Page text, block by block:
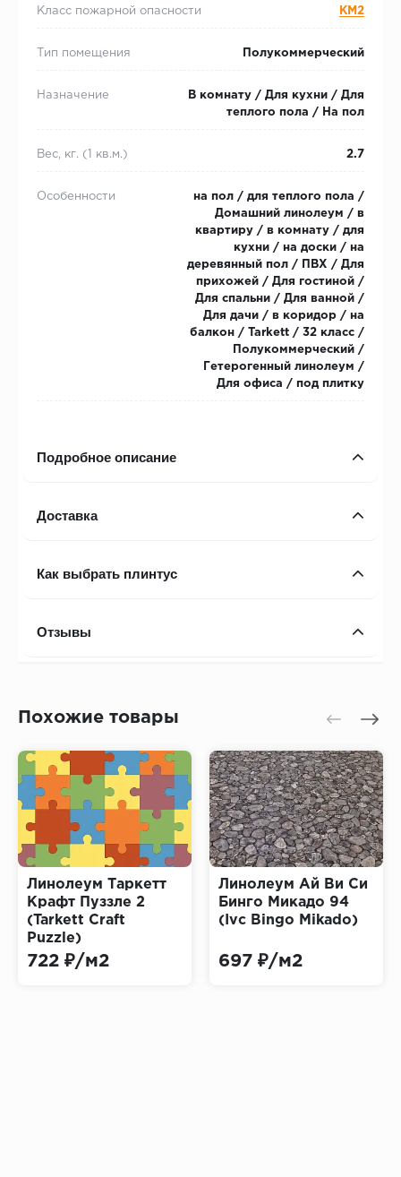
Класс пожарной опасности КМ2
Тип помещения Полукоммерческий
Назначение
В комнату / Для кухни / Для
теплого пола / На пол
Вес, кг. (1 кв.м.) 2.7
Особенности
на пол / для теплого пола /
Домашний линолеум / в
квартиру / в комнату / для
кухни / на доски / на
деревянный пол / ПВХ / Для
прихожей / Для гостиной /
Для спальни / Для ванной /
Для дачи / в коридор / на
балкон / Tarkett / 32 класс /
Полукоммерческий /
Гетерогенный линолеум /
Для офиса / под плитку
Подробное описание
Доставка
Как выбрать плинтус
Отзывы
Похожие товары
Линолеум Таркетт
Крафт Пуззле 2
(Tarkett Craft
Puzzle)
722 ₽/м2
Линолеум Ай Ви Си
Бинго Микадо 94
(Ivc Bingo Mikado)
697 ₽/м2